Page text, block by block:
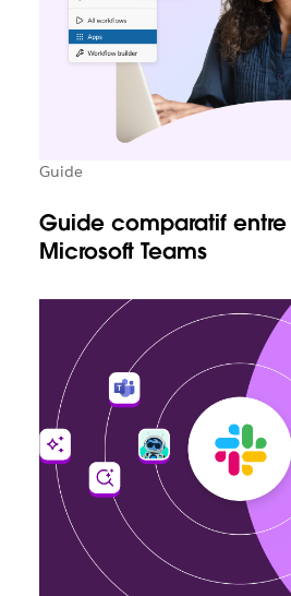
Guide
Guide comparatif
Microsoft Teams